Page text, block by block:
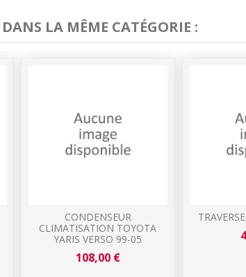
LA MÊME CATÉGORIE :
CONDENSEUR
CLIMATISATION TOYOTA
YARIS VERSO 99-05
108,00 €